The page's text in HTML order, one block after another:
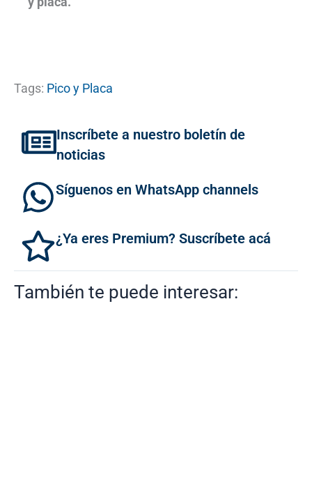
Tags: Pico y Placa
Inscríbete a nuestro boletín de
noticias
Síguenos en WhatsApp channels
¿Ya eres Premium? Suscríbete acá
También te puede interesar: